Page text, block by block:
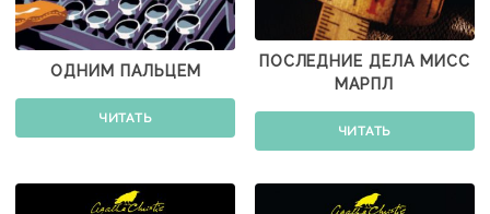
ОДНИМ ПАЛЬЦЕМ
ЧИТАТЬ
ПОСЛЕДНИЕ ДЕЛА МИСС
МАРПЛ
ЧИТАТЬ